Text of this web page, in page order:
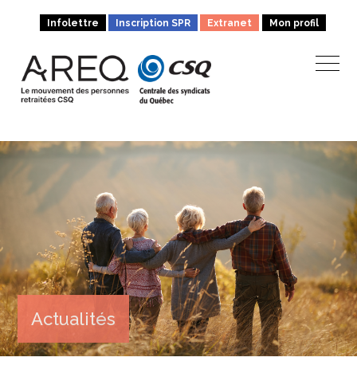
Infolettre Inscription SPR Extranet Mon profil
Actualités